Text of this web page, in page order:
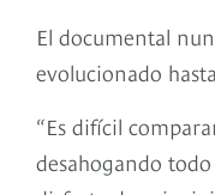
El documental
evolucionado
“Es difícil
desahogando